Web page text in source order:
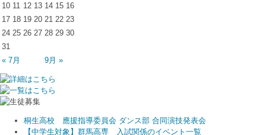
10 11 12 13 14 15 16
17 18 19 20 21 22 23
24 25 26 27 28 29 30
31
« 7月
9月 »
桐生高校 應援指導委員会 ダンス部 合同演技発表会
【中学生対象】群馬高専 入試関係のイベント一覧